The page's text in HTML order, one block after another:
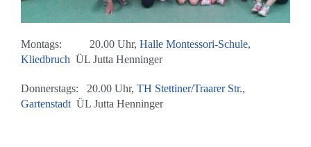
Montags: 20.00 Uhr, Halle Montessori-Schule,
Kliedbruch ÜL Jutta Henninger
Donnerstags: 20.00 Uhr, TH Stettiner/Traarer Str.,
Gartenstadt ÜL Jutta Henninger